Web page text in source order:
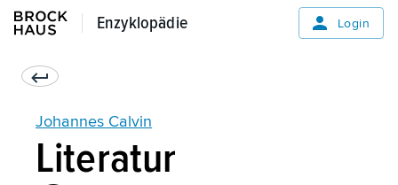
Enzyklopädie
Enzyklopädie Login
Johannes Calvin
Literatur